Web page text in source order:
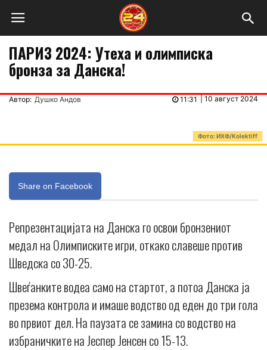
ПАРИЗ 2024: Утеха и олимписка
бронза за Данска!
Автор: Душко Андов 10 август 2024
11:31
Фото: ИХФ/Kolektiff
Share on Facebook
Репрезентацијата на Данска го освои бронзениот
медал на Олимписките игри, откако славеше против
Шведска со 30-25.
Швеѓанките водеа само на стартот, а потоа Данска ја
презема контрола и имаше водство од еден до три гола
во првиот дел. На паузата се замина со водство на
избраничките на Јеспер Јенсен со 15-13.